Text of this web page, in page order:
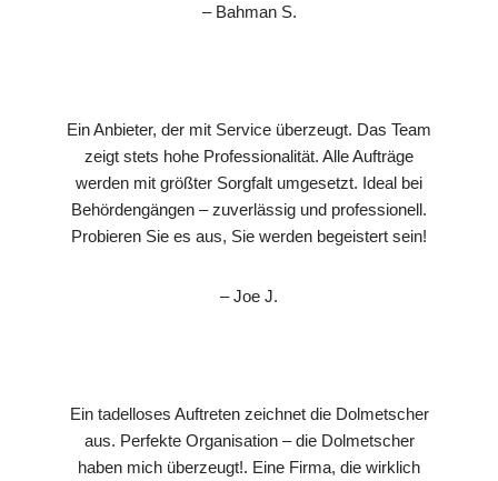
– Bahman S.
Ein Anbieter, der mit Service überzeugt. Das Team
zeigt stets hohe Professionalität. Alle Aufträge
werden mit größter Sorgfalt umgesetzt. Ideal bei
Behördengängen – zuverlässig und professionell.
Probieren Sie es aus, Sie werden begeistert sein!
– Joe J.
Ein tadelloses Auftreten zeichnet die Dolmetscher
aus. Perfekte Organisation – die Dolmetscher
haben mich überzeugt!. Eine Firma, die wirklich